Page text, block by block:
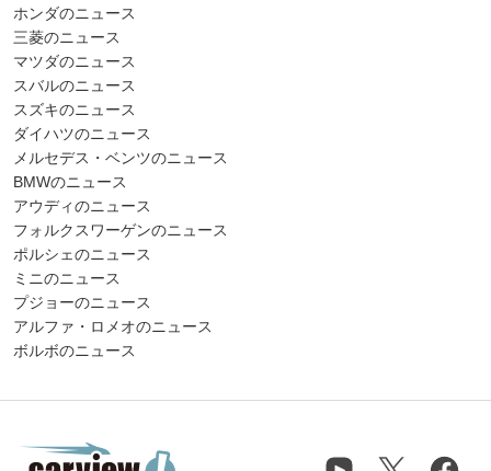
ホンダのニュース
三菱のニュース
マツダのニュース
スバルのニュース
スズキのニュース
ダイハツのニュース
メルセデス・ベンツのニュース
BMWのニュース
アウディのニュース
フォルクスワーゲンのニュース
ポルシェのニュース
ミニのニュース
プジョーのニュース
アルファ・ロメオのニュース
ボルボのニュース